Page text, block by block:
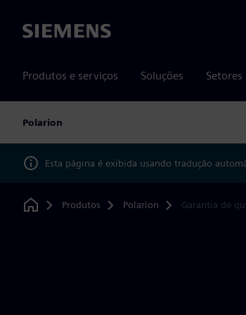
Siemens
Produtos e serviços Soluções Setores
Polarion
Esta página é exibida usando tradução
Home
Produtos Polarion Garantia de